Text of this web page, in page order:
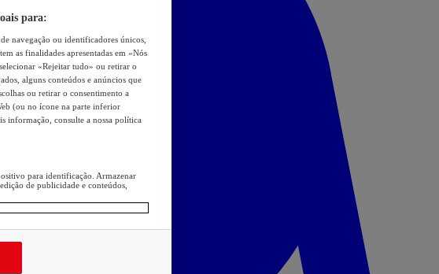
para:
navegação ou identificadores únicos,
as finalidades apresentadas em «Nós
«Rejeitar tudo» ou retirar o
alguns conteúdos e anúncios que
ou retirar o consentimento a
(ou no ícone na parte inferior
informação, consulte a nossa política
para identificação. Armazenar
de publicidade e conteúdos,